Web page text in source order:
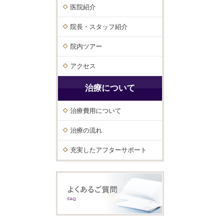
医院紹介
院長・スタッフ紹介
院内ツアー
アクセス
治療について
治療費用について
治療の流れ
充実したアフターサポート